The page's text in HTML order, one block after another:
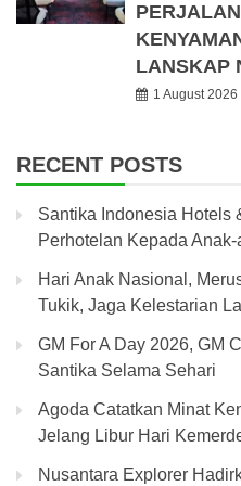
LANSKAP
1 August 2026
RECENT POSTS
Santika Indonesia Hotels
Perhotelan Kepada Anak-
Hari Anak Nasional,
Tukik, Jaga Kelestarian
GM For A Day 2026, GM
Santika Selama Sehari
Agoda Catatkan Minat
Jelang Libur Hari
Nusantara Explorer